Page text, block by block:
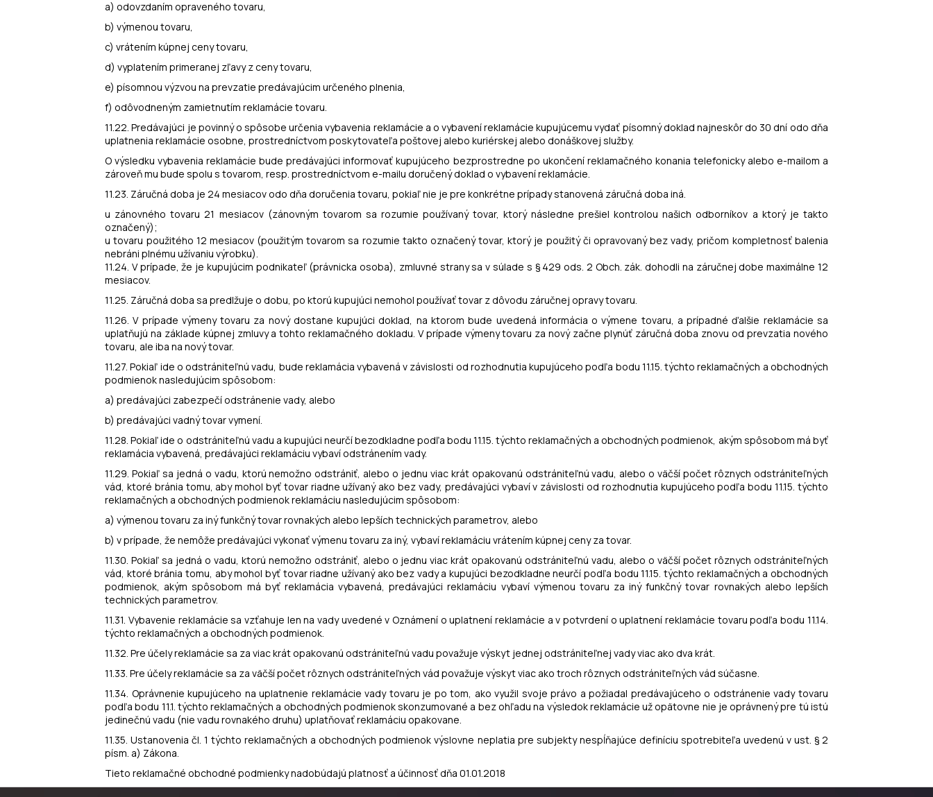
a) odovzdaním opraveného tovaru,
b) výmenou tovaru,
c) vrátením kúpnej ceny tovaru,
d) vyplatením primeranej zľavy z ceny tovaru,
e) písomnou výzvou na prevzatie predávajúcim určeného plnenia,
f) odôvodneným zamietnutím reklamácie tovaru.
11.22. Predávajúci je povinný o spôsobe určenia vybavenia reklamácie a o vybavení reklamácie kupujúcemu vydať písomný doklad najneskôr do 30 dní odo dňa
uplatnenia reklamácie osobne, prostredníctvom poskytovateľa poštovej alebo kuriérskej alebo donáškovej služby.
O výsledku vybavenia reklamácie bude predávajúci informovať kupujúceho bezprostredne po ukončení reklamačného konania telefonicky alebo e-mailom a
zároveň mu bude spolu s tovarom, resp. prostredníctvom e-mailu doručený doklad o vybavení reklamácie.
11.23. Záručná doba je 24 mesiacov odo dňa doručenia tovaru, pokiaľ nie je pre konkrétne prípady stanovená záručná doba iná.
u zánovného tovaru 21 mesiacov (zánovným tovarom sa rozumie používaný tovar, ktorý následne prešiel kontrolou našich odborníkov a ktorý je takto
označený);
u tovaru použitého 12 mesiacov (použitým tovarom sa rozumie takto označený tovar, ktorý je použitý či opravovaný bez vady, pričom kompletnosť balenia
nebráni plnému užívaniu výrobku).
11.24. V prípade, že je kupujúcim podnikateľ (právnicka osoba), zmluvné strany sa v súlade s § 429 ods. 2 Obch. zák. dohodli na záručnej dobe maximálne 12
mesiacov.
11.25. Záručná doba sa predlžuje o dobu, po ktorú kupujúci nemohol používať tovar z dôvodu záručnej opravy tovaru.
11.26. V prípade výmeny tovaru za nový dostane kupujúci doklad, na ktorom bude uvedená informácia o výmene tovaru, a prípadné ďalšie reklamácie sa
uplatňujú na základe kúpnej zmluvy a tohto reklamačného dokladu. V prípade výmeny tovaru za nový začne plynúť záručná doba znovu od prevzatia nového
tovaru, ale iba na nový tovar.
11.27. Pokiaľ ide o odstrániteľnú vadu, bude reklamácia vybavená v závislosti od rozhodnutia kupujúceho podľa bodu 11.15. týchto reklamačných a obchodných
podmienok nasledujúcim spôsobom:
a) predávajúci zabezpečí odstránenie vady, alebo
b) predávajúci vadný tovar vymení.
11.28. Pokiaľ ide o odstrániteľnú vadu a kupujúci neurčí bezodkladne podľa bodu 11.15. týchto reklamačných a obchodných podmienok, akým spôsobom má byť
reklamácia vybavená, predávajúci reklamáciu vybaví odstránením vady.
11.29. Pokiaľ sa jedná o vadu, ktorú nemožno odstrániť, alebo o jednu viac krát opakovanú odstrániteľnú vadu, alebo o väčší počet rôznych odstrániteľných
vád, ktoré bránia tomu, aby mohol byť tovar riadne užívaný ako bez vady, predávajúci vybaví v závislosti od rozhodnutia kupujúceho podľa bodu 11.15. týchto
reklamačných a obchodných podmienok reklamáciu nasledujúcim spôsobom:
a) výmenou tovaru za iný funkčný tovar rovnakých alebo lepších technických parametrov, alebo
b) v prípade, že nemôže predávajúci vykonať výmenu tovaru za iný, vybaví reklamáciu vrátením kúpnej ceny za tovar.
11.30. Pokiaľ sa jedná o vadu, ktorú nemožno odstrániť, alebo o jednu viac krát opakovanú odstrániteľnú vadu, alebo o väčší počet rôznych odstrániteľných
vád, ktoré bránia tomu, aby mohol byť tovar riadne užívaný ako bez vady a kupujúci bezodkladne neurčí podľa bodu 11.15. týchto reklamačných a obchodných
podmienok, akým spôsobom má byť reklamácia vybavená, predávajúci reklamáciu vybaví výmenou tovaru za iný funkčný tovar rovnakých alebo lepších
technických parametrov.
11.31. Vybavenie reklamácie sa vzťahuje len na vady uvedené v Oznámení o uplatnení reklamácie a v potvrdení o uplatnení reklamácie tovaru podľa bodu 11.14.
týchto reklamačných a obchodných podmienok.
11.32. Pre účely reklamácie sa za viac krát opakovanú odstrániteľnú vadu považuje výskyt jednej odstrániteľnej vady viac ako dva krát.
11.33. Pre účely reklamácie sa za väčší počet rôznych odstrániteľných vád považuje výskyt viac ako troch rôznych odstrániteľných vád súčasne.
11.34. Oprávnenie kupujúceho na uplatnenie reklamácie vady tovaru je po tom, ako využil svoje právo a požiadal predávajúceho o odstránenie vady tovaru
podľa bodu 11.1. týchto reklamačných a obchodných podmienok skonzumované a bez ohľadu na výsledok reklamácie už opätovne nie je oprávnený pre tú istú
jedinečnú vadu (nie vadu rovnakého druhu) uplatňovať reklamáciu opakovane.
11.35. Ustanovenia čl. 1 týchto reklamačných a obchodných podmienok výslovne neplatia pre subjekty nespĺňajúce definíciu spotrebiteľa uvedenú v ust. § 2
písm. a) Zákona.
Tieto reklamačné obchodné podmienky nadobúdajú platnosť a účinnosť dňa 01.01.2018